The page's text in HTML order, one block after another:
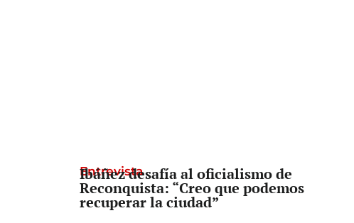
Entrevista
Ibáñez desafía al oficialismo de
Reconquista: “Creo que podemos
recuperar la ciudad”